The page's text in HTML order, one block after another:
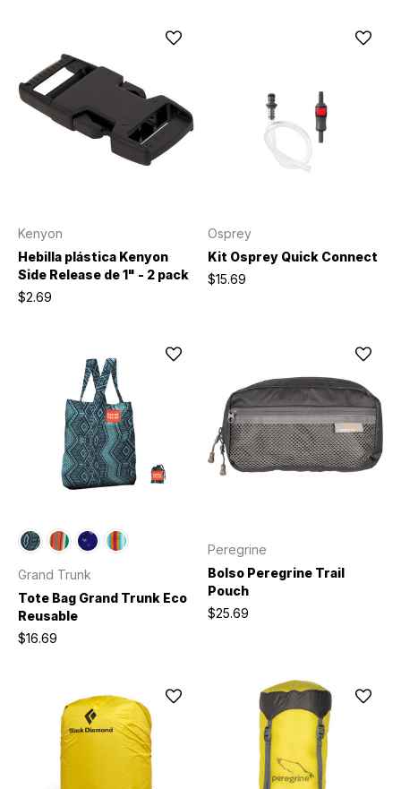
Kenyon
Hebilla plástica Kenyon
Side Release de 1" - 2 pack
$2.69
Osprey
Kit Osprey Quick Connect
$15.69
Grand Trunk
Tote Bag Grand Trunk Eco
Reusable
$16.69
Peregrine
Bolso Peregrine Trail
Pouch
$25.69